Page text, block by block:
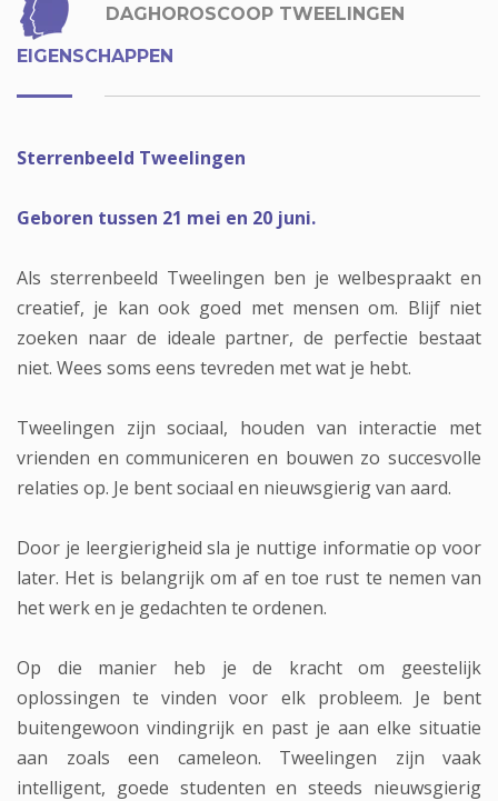
DAGHOROSCOOP TWEELINGEN
EIGENSCHAPPEN
Sterrenbeeld Tweelingen
Geboren tussen 21 mei en 20 juni.
Als sterrenbeeld Tweelingen ben je welbespraakt en
creatief, je kan ook goed met mensen om. Blijf niet
zoeken naar de ideale partner, de perfectie bestaat
niet. Wees soms eens tevreden met wat je hebt.
Tweelingen zijn sociaal, houden van interactie met
vrienden en communiceren en bouwen zo succesvolle
relaties op. Je bent sociaal en nieuwsgierig van aard.
Door je leergierigheid sla je nuttige informatie op voor
later. Het is belangrijk om af en toe rust te nemen van
het werk en je gedachten te ordenen.
Op die manier heb je de kracht om geestelijk
oplossingen te vinden voor elk probleem. Je bent
buitengewoon vindingrijk en past je aan elke situatie
aan zoals een cameleon. Tweelingen zijn vaak
intelligent, goede studenten en steeds nieuwsgierig